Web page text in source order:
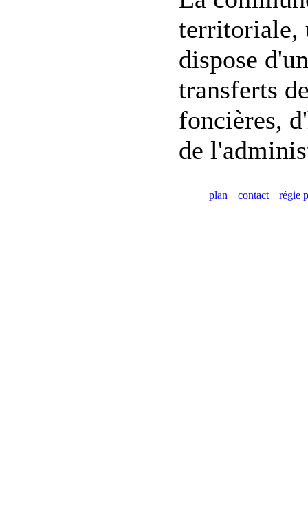
territoriale,
dispose
transferts
foncières,
de
plan contact régie